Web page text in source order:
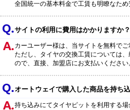
全国統一の基本料金で工賃も明瞭なため
サイトの利用に費用はかかりますか？
カーユーザー様は、当サイトを無料でご
ただし、タイヤの交換工賃については
ので、直接、加盟店にお支払いください
オートウェイで購入した商品を持ち
持ち込みにてタイヤピットを利用する場